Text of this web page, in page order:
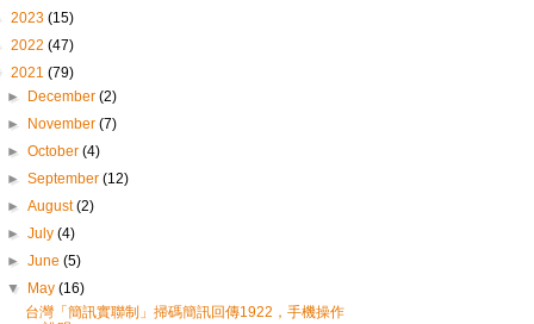
2023 (15)
2022 (47)
2021 (79)
►
December(2)
►
November(7)
►October(4)
►September(12)
►August(2)
►July(4)
►June(5)
▼
May(16)
台灣「簡訊實聯制」掃碼簡訊回傳1922，手機操作